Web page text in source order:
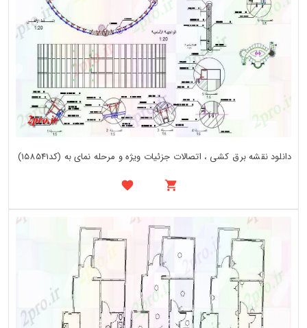
دانلود نقشه برق کشی ، اتصالات جزئیات ویژه و مرحله نمای به (کد158541)